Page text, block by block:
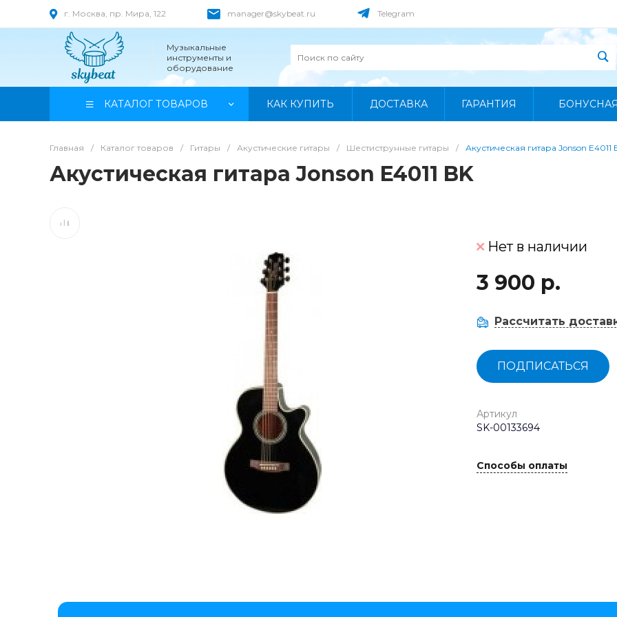
г. Москва, пр. Мира, 122 manager@skybeat.ru Telegram
Музыкальные
инструменты и
оборудование
КАТАЛОГ ТОВАРОВ КАК КУПИТЬ ДОСТАВКА ГАРАНТИЯ
Главная / Каталог товаров / Гитары / Акустические гитары / Шестиструнные гитары / Акустическая гитара Jonson E4011
Акустическая гитара Jonson E4011 BK
Нет в наличии
3 900 р.
Рассчитать
ПОДПИСАТЬСЯ
Артикул
SK-00133694
Способы оплаты